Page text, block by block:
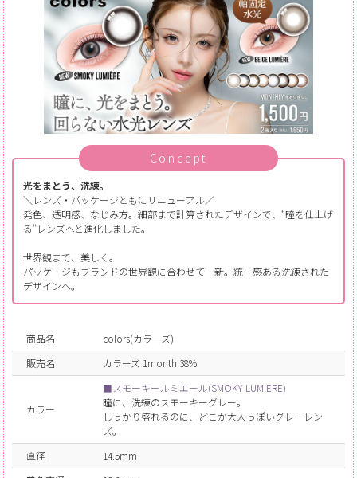
Concept
光をまとう、洗練。
＼レンズ・パッケージともにリニューアル／
発色、透明感、なじみ方。細部まで計算されたデザインで、“瞳を仕上げ
る”レンズへと進化しました。
世界観まで、美しく。
パッケージもブランドの世界観に合わせて一新。統一感ある洗練された
デザインへ。
商品名
colors(カラーズ)
販売名
カラーズ 1month 38%
カラー
■スモーキールミエール(SMOKY LUMIERE)
瞳に、洗練のスモーキーグレー。
しっかり盛れるのに、どこか大人っぽいグレーレン
ズ。
直径
14.5mm